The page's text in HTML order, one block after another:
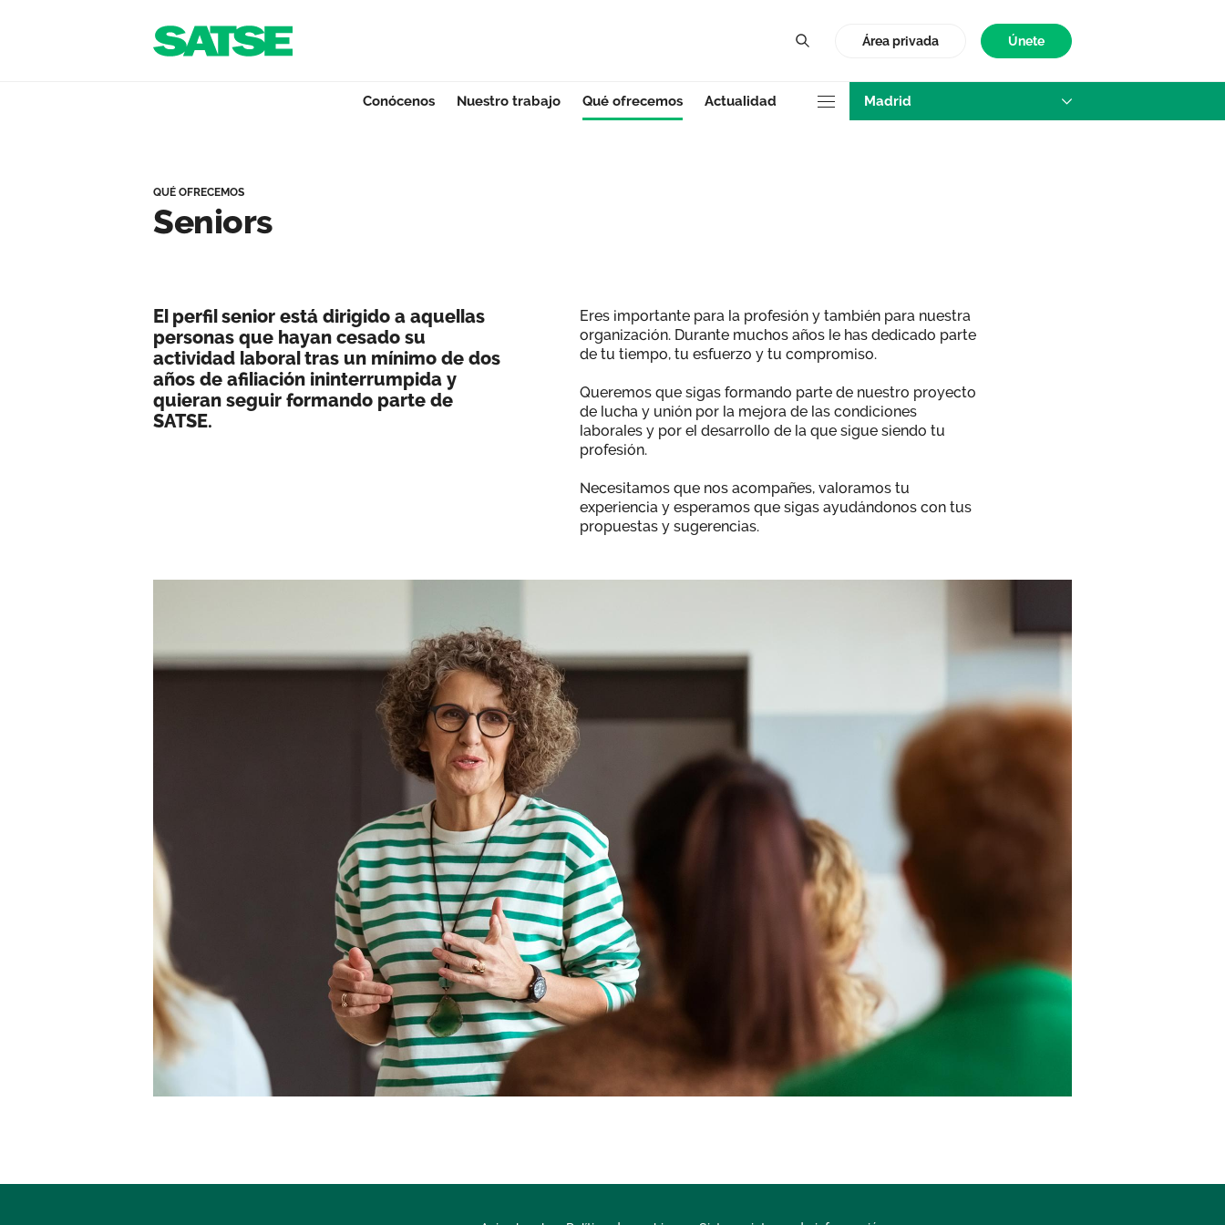
Navegación
Área privada
Únete
Conócenos Nuestro trabajo Qué ofrecemos Actualidad
Qué ofrecemos
Actualidad
Madrid
QUÉ OFRECEMOS
Seniors
El perfil senior está dirigido a aquellas
personas que hayan cesado su
actividad laboral tras un mínimo de dos
años de afiliación ininterrumpida y
quieran seguir formando parte de
SATSE.
Eres importante para la profesión y también para nuestra
organización. Durante muchos años le has dedicado parte
de tu tiempo, tu esfuerzo y tu compromiso.
Queremos que sigas formando parte de nuestro proyecto
de lucha y unión por la mejora de las condiciones
laborales y por el desarrollo de la que sigue siendo tu
profesión.
Necesitamos que nos acompañes, valoramos tu
experiencia y esperamos que sigas ayudándonos con tus
propuestas y sugerencias.